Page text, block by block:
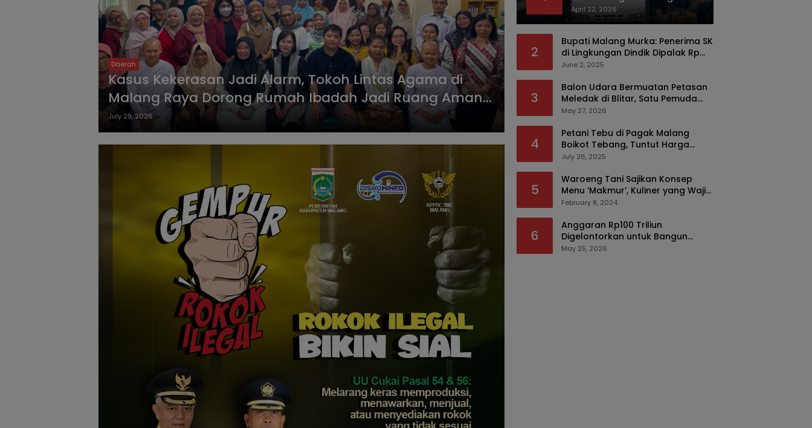
Daerah
Kasus Kekerasan Jadi Alarm, Tokoh Lintas Agama di
Malang Raya Dorong Rumah Ibadah Jadi Ruang Aman
bagi Perempuan dan Anak
July 29, 2026
Bermodus Kemasan Sabun
April 22, 2026
2
Bupati Malang Murka: Penerima SK
di Lingkungan Dindik Dipalak Rp
150 Ribu Pakai Modus Tumpengan,
June 2, 2025
3
Balon Udara Bermuatan Petasan
Meledak di Blitar, Satu Pemuda
Tewas dan Dua Anak Luka Serius
May 27, 2026
4
Petani Tebu di Pagak Malang
Boikot Tebang, Tuntut Harga
yang Layak
July 26, 2025
5
Waroeng Tani Sajikan Konsep
Menu ‘Makmur’, Kuliner yang Wajib
Dikunjungi di Malang
February 8, 2024
6
Anggaran Rp100 Triliun
Digelontorkan untuk Bangun
Kembali Sumatra, Hunian Korban
May 25, 2026